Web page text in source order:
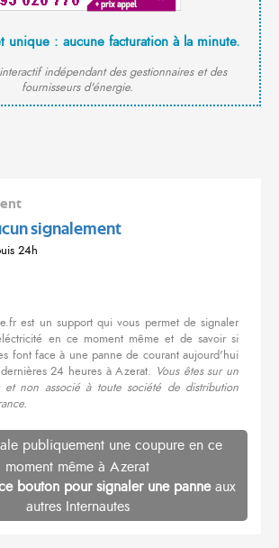
unique : aucune facturation à la minute.
indépendant des gestionnaires et des
fournisseurs d'énergie.
signalement
24h
est un support qui vous permet de signaler
en ce moment même et de savoir si
font face à une panne de courant aujourd'hui
24 heures à Azerat. Vous êtes sur un
et non associé à toute société de distribution
publiquement une coupure en ce
moment même à Azerat
bouton pour signaler une panneaux
autres Internautes